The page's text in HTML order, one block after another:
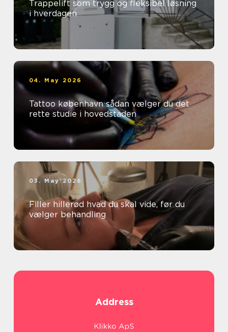
Trappelift som trygg og fleksibel løsning
i hverdagen
04. May 2026
Tattoo københavn sådan vælger du det
rette studie i hovedstaden
03. May 2026
Filler hillerød hvad du skal vide, før du
vælger behandling
Address